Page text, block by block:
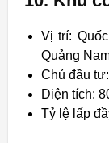
Vị trí:
Quảng
Chủ đầu
Diện tích:
Tỷ lệ lấp